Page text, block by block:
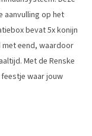
aanvulling op het
bevat 5x konijn
met eend, waardoor
Met de Renske
waar jouw